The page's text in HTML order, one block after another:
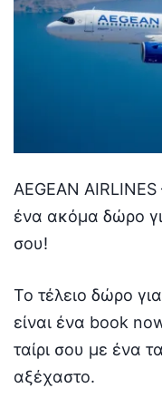
AEGEAN AIRLINES
ένα ακόμα δώρο
σου!
Το τέλειο δώρο
είναι ένα book
ταίρι σου με ένα
αξέχαστο.